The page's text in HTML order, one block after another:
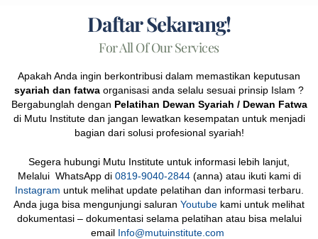
Daftar Sekarang!
For All Of Our Services
Apakah Anda ingin berkontribusi dalam memastikan keputusan
syariah dan fatwa organisasi anda selalu sesuai prinsip Islam ?
Bergabunglah dengan Pelatihan Dewan Syariah / Dewan Fatwa
di Mutu Institute dan jangan lewatkan kesempatan untuk menjadi
bagian dari solusi profesional syariah!
Segera hubungi Mutu Institute untuk informasi lebih lanjut,
Melalui WhatsApp di 0819-9040-2844(anna) atau ikuti kami di
Instagram untuk melihat update pelatihan dan informasi terbaru.
Anda juga bisa mengunjungi saluran Youtube kami untuk melihat
dokumentasi – dokumentasi selama pelatihan atau bisa melalui
email Info@mutuinstitute.com